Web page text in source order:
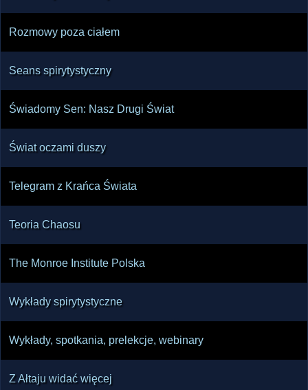
Rozmowy poza ciałem
Seans spirytystyczny
Świadomy Sen: Nasz Drugi Świat
Świat oczami duszy
Telegram z Krańca Świata
Teoria Chaosu
The Monroe Institute Polska
Wykłady spirytystyczne
Wykłady, spotkania, prelekcje, webinary
Z Ałtaju widać więcej